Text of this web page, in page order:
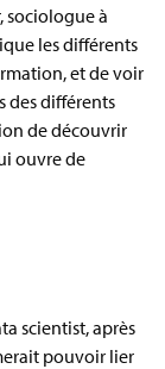
sociologue à
les différents
et de voir
des différents
de découvrir
ouvre de
scientist, après
pouvoir lier